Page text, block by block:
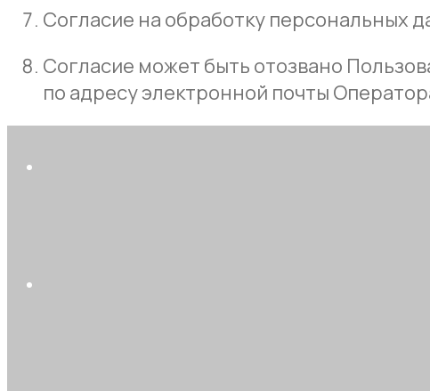
Согласие на обработку персональных
Согласие может быть отозвано
по адресу электронной почты